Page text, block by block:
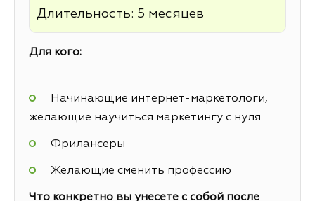
Длительность: 5 месяцев
Для кого:
Начинающие интернет-маркетологи,
желающие научиться маркетингу с нуля
Фрилансеры
Желающие сменить профессию
Что конкретно вы унесете с собой после